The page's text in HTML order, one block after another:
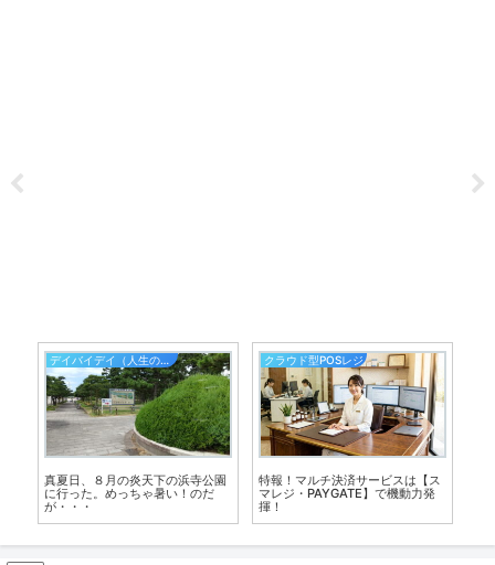
デイバイデイ（人生の散歩道）
真夏日、８月の炎天下の浜寺公園
に行った。めっちゃ暑い！のだ
が・・・
クラウド型POSレジ
特報！マルチ決済サービスは【ス
マレジ・PAYGATE】で機動力発
揮！